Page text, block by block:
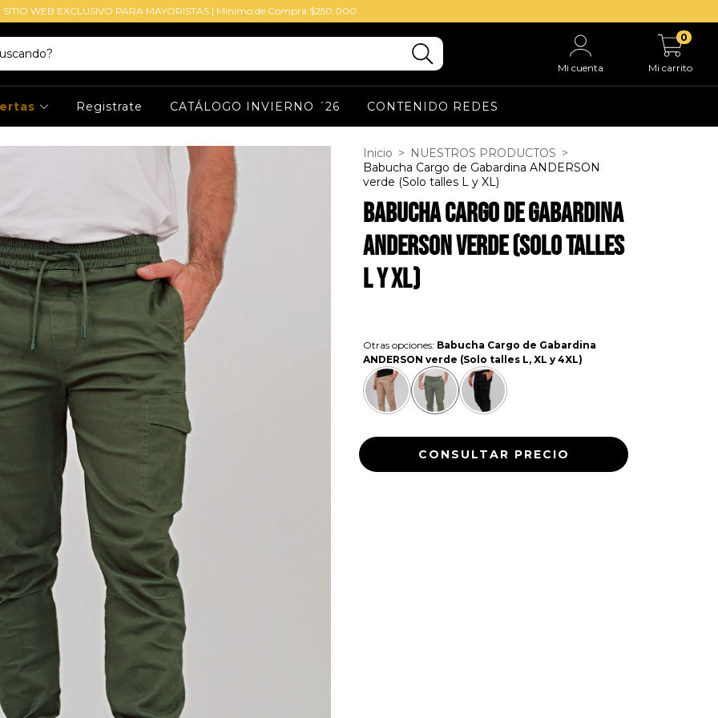
SITIO WEB EXCLUSIVO PARA MAYORISTAS | Minimo de Compra $250.000
Mi cuenta Mi carrito
0
Registrate CATÁLOGO INVIERNO ´26 CONTENIDO REDES
Inicio > NUESTROS PRODUCTOS >
Babucha Cargo de Gabardina ANDERSON
verde (Solo talles L y XL)
Babucha Cargo de Gabardina
ANDERSON verde (Solo talles
L y XL)
Otras opciones: Babucha Cargo de Gabardina
ANDERSON verde (Solo talles L, XL y 4XL)